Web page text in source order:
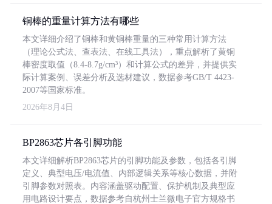
铜棒的重量计算方法有哪些
本文详细介绍了铜棒和黄铜棒重量的三种常用计算方法
（理论公式法、查表法、在线工具法），重点解析了黄铜
棒密度取值（8.4-8.7g/cm³）和计算公式的差异，并提供实
际计算案例、误差分析及选材建议，数据参考GB/T 4423-
2007等国家标准。
2026年8月4日
BP2863芯片各引脚功能
本文详细解析BP2863芯片的引脚功能及参数，包括各引脚
定义、典型电压/电流值、内部逻辑关系等核心数据，并附
引脚参数对照表。内容涵盖驱动配置、保护机制及典型应
用电路设计要点，数据参考自杭州士兰微电子官方规格书